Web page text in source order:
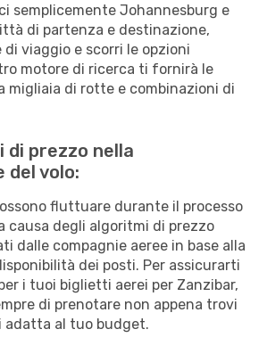
semplicemente Johannesburg e
di partenza e destinazione,
di viaggio e scorri le opzioni
motore di ricerca ti fornirà le
migliaia di rotte e combinazioni di
di prezzo nella
del volo:
fluttuare durante il processo
causa degli algoritmi di prezzo
dalle compagnie aeree in base alla
dei posti. Per assicurarti
i tuoi biglietti aerei per Zanzibar,
di prenotare non appena trovi
adatta al tuo budget.